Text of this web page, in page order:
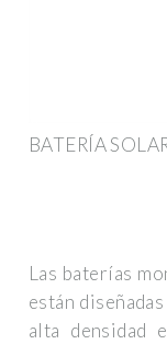
BATERÍA
Las baterías
están
alta densidad